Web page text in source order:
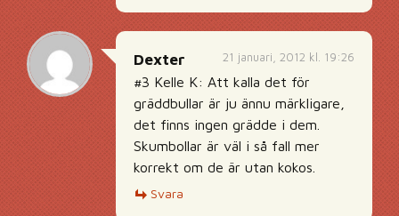
21 januari, 2012 kl. 19:26
Dexter
#3 Kelle K: Att kalla det för
gräddbullar är ju ännu märkligare,
det finns ingen grädde i dem.
Skumbollar är väl i så fall mer
korrekt om de är utan kokos.
Svara